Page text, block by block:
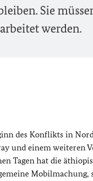
Sie
werden.
des Konflikts in
und einem weiteren
Tagen hat die